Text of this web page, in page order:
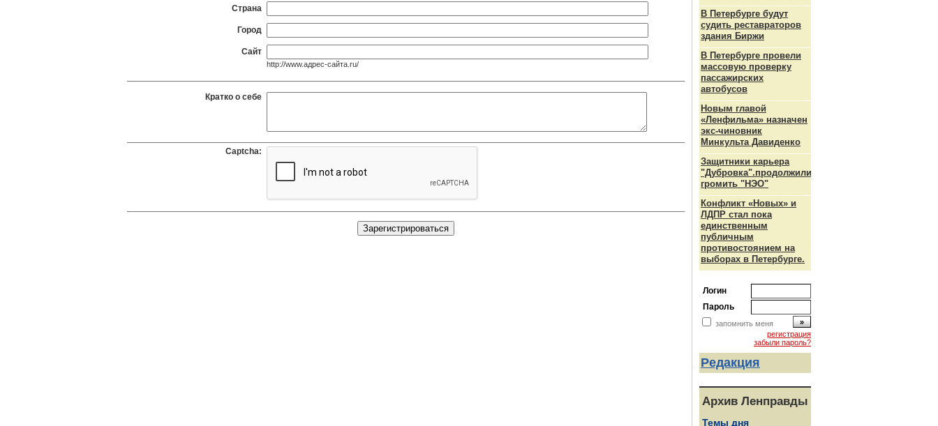
Страна
Город
Сайт
http://www.адрес-cайта.ru/
Кратко о себе
Captcha:
В Петербурге будут
судить реставраторов
здания Биржи
В Петербурге провели
массовую проверку
пассажирских
автобусов
Новым главой
«Ленфильма» назначен
экс-чиновник
Минкульта Давиденко
Защитники карьера
"Дубровка".продолжили
громить "НЭО"
Конфликт «Новых» и
ЛДПР стал пока
единственным
публичным
противостоянием на
выборах в Петербурге.
Логин
Пароль
запомнить меня
регистрация
забыли пароль?
Редакция
Архив Ленправды
Темы дня